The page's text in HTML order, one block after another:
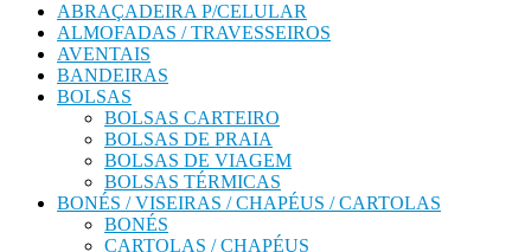
ABRAÇADEIRA P/CELULAR
ALMOFADAS / TRAVESSEIROS
AVENTAIS
BANDEIRAS
BOLSAS
BOLSAS CARTEIRO
BOLSAS DE PRAIA
BOLSAS DE VIAGEM
BOLSAS TÉRMICAS
BONÉS / VISEIRAS / CHAPÉUS / CARTOLAS
BONÉS
CARTOLAS / CHAPÉUS